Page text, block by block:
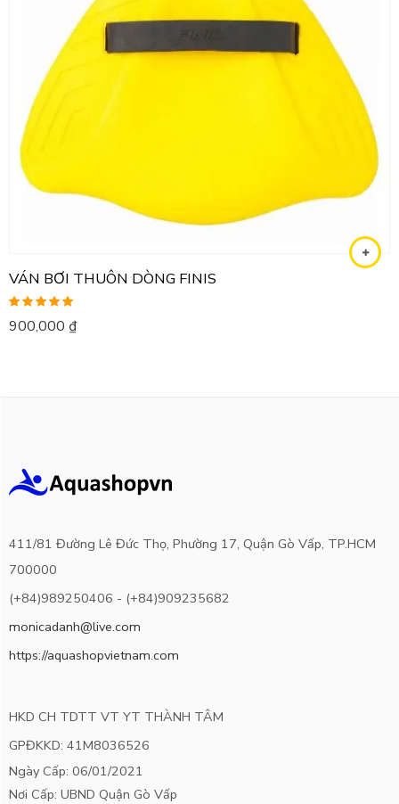
VÁN BƠI THUÔN DÒNG FINIS
Được xếp
hạng5.005
900,000 ₫
411/81 Đường Lê Đức Thọ, Phường 17, Quận Gò Vấp, TP.HCM
700000
(+84)989250406 - (+84)909235682
monicadanh@live.com
https://aquashopvietnam.com
HKD CH TDTT VT YT THÀNH TÂM
GPĐKKD: 41M8036526
Ngày Cấp: 06/01/2021
Nơi Cấp: UBND Quận Gò Vấp